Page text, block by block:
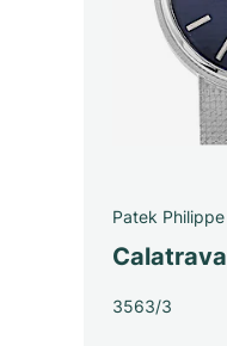
Patek Philippe
Calatrava
3563/3